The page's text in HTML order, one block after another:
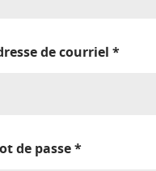
de courriel *
de passe*